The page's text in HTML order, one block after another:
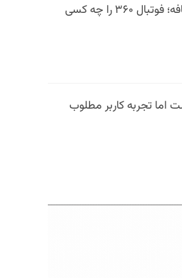
فیلتر در وقت اضافه؛ فوتبال ۳۶۰ را چه کسی
اما تجربه کاربر مطلوب